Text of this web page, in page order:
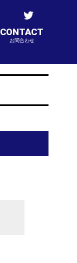
CONTACT
お問合わせ